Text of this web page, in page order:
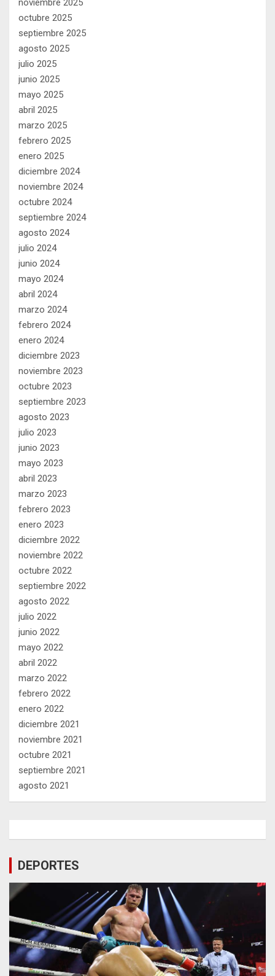
noviembre 2025
octubre 2025
septiembre 2025
agosto 2025
julio 2025
junio 2025
mayo 2025
abril 2025
marzo 2025
febrero 2025
enero 2025
diciembre 2024
noviembre 2024
octubre 2024
septiembre 2024
agosto 2024
julio 2024
junio 2024
mayo 2024
abril 2024
marzo 2024
febrero 2024
enero 2024
diciembre 2023
noviembre 2023
octubre 2023
septiembre 2023
agosto 2023
julio 2023
junio 2023
mayo 2023
abril 2023
marzo 2023
febrero 2023
enero 2023
diciembre 2022
noviembre 2022
octubre 2022
septiembre 2022
agosto 2022
julio 2022
junio 2022
mayo 2022
abril 2022
marzo 2022
febrero 2022
enero 2022
diciembre 2021
noviembre 2021
octubre 2021
septiembre 2021
agosto 2021
DEPORTES